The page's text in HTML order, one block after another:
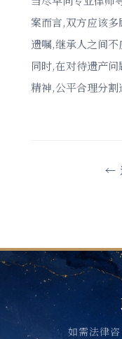
案而言,双方应该
遗嘱,继承人之间不
同时,在对待遗产
精神,公平合理分割
←
如需法律